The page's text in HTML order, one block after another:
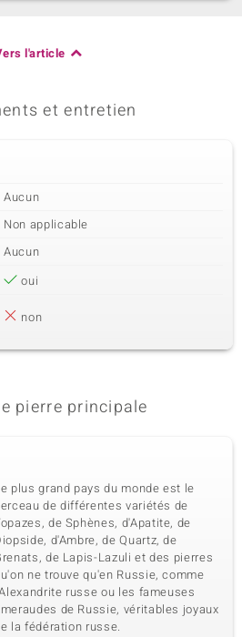
l'article
et entretien
Aucun
Non applicable
Aucun
oui
non
pierre principale
plus grand pays du monde est le
de différentes variétés de
de Sphènes, d'Apatite, de
d'Ambre, de Quartz, de
de Lapis-Lazuli et des pierres
ne trouve qu'en Russie, comme
russe ou les fameuses
de Russie, véritables joyaux
la fédération russe.